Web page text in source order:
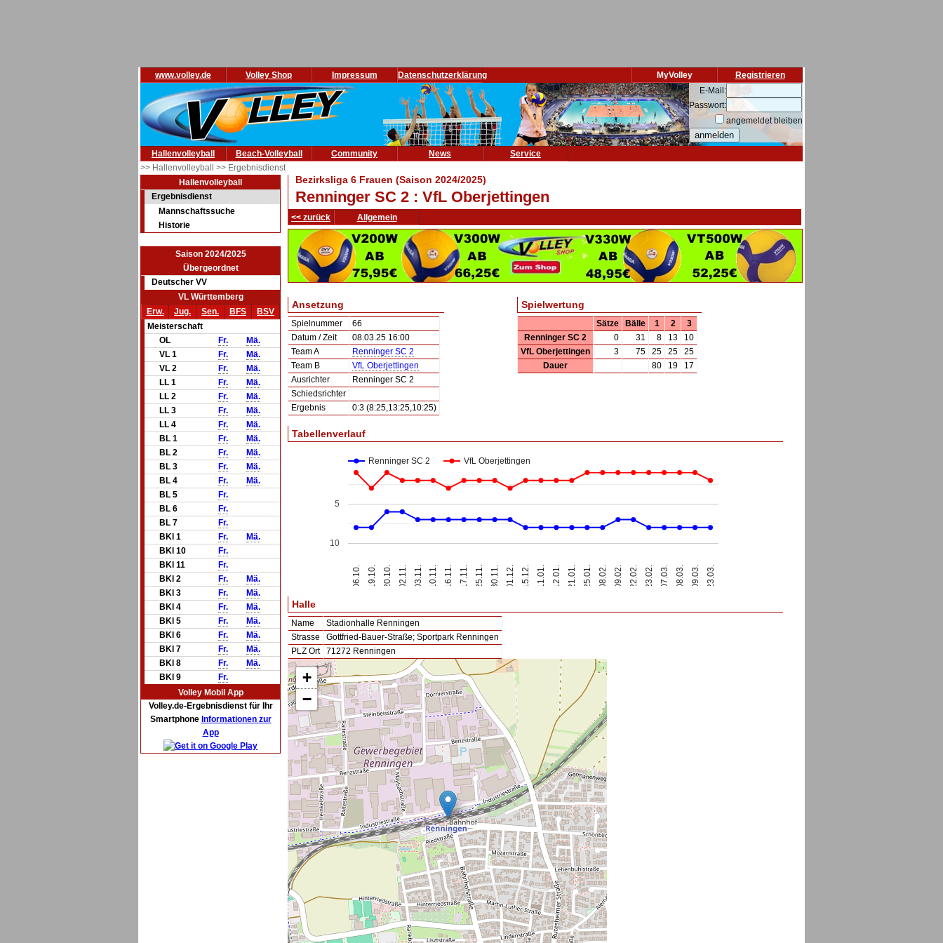
www.volley.de Volley Shop Impressum Datenschutzerklärung Registrieren
MyVolley
E-Mail:
Passwort:
angemeldet bleiben
Hallenvolleyball Beach-Volleyball Community News
Service
>> Hallenvolleyball >> Ergebnisdienst
Hallenvolleyball
Ergebnisdienst
Mannschaftssuche
Historie
Saison 2024/2025
Übergeordnet
Deutscher VV
VL Württemberg
Erw.
Jug. Sen. BFS
BSV
Meisterschaft
OL
Fr.
Mä.
VL 1
Fr.
Mä.
VL 2
Fr.
Mä.
LL 1
Fr.
Mä.
LL 2
Fr.
Mä.
LL 3
Fr.
Mä.
LL 4
Fr.
Mä.
BL 1
Fr.
Mä.
BL 2
Fr.
Mä.
BL 3
Fr.
Mä.
BL 4
Fr.
Mä.
BL 5
Fr.
BL 6
Fr.
BL 7
Fr.
BKl 1
Fr.
Mä.
BKl 10
Fr.
BKl 11
Fr.
BKl 2
Fr.
Mä.
BKl 3
Fr.
Mä.
BKl 4
Fr.
Mä.
BKl 5
Fr.
Mä.
BKl 6
Fr.
Mä.
BKl 7
Fr.
Mä.
BKl 8
Fr.
Mä.
BKl 9
Fr.
Volley Mobil App
Volley.de-Ergebnisdienst für Ihr
Smartphone Informationen zur
App
Bezirksliga 6 Frauen (Saison 2024/2025)
Renninger SC 2 : VfL Oberjettingen
<< zurück Allgemein
Ansetzung
Spielnummer
66
Datum / Zeit
08.03.25 16:00
Team A
Renninger SC 2
Team B
VfL Oberjettingen
Ausrichter
Renninger SC 2
Schiedsrichter
Ergebnis
0:3 (8:25,13:25,10:25)
Spielwertung
Sätze Bälle 1 2
3
Renninger SC 2
0 31 8 13
10
VfL Oberjettingen
3 75 25 25
25
Dauer
80 19 17
Tabellenverlauf
Renninger SC 2 VfL Oberjettingen
06.10. 19.10. 20.10. 02.11. 03.11. 10.11. 16.11. 17.11. 25.11. 30.11. 01.12. 15.12. 11.01. 12.01. 21.01. 25.01. 08.02. 09.02. 22.02. 23.02. 07.03. 08.03. 09.03. 23.03.
5
10
Halle
Name
Stadionhalle Renningen
Strasse
Gottfried-Bauer-Straße; Sportpark Renningen
PLZ Ort
71272 Renningen
+
−